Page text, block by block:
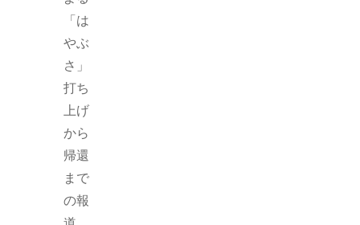
「は
やぶ
さ」
打ち
上げ
から
帰還
まで
の報